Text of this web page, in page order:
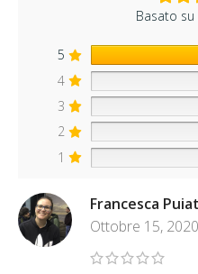
Basato
5
4
3
2
1
Francesca
Ottobre 15, 2020